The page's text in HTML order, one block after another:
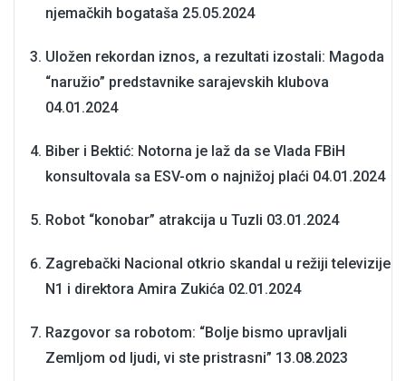
njemačkih bogataša 25.05.2024
Uložen rekordan iznos, a rezultati izostali: Magoda
“naružio” predstavnike sarajevskih klubova
04.01.2024
Biber i Bektić: Notorna je laž da se Vlada FBiH
konsultovala sa ESV-om o najnižoj plaći 04.01.2024
Robot “konobar” atrakcija u Tuzli 03.01.2024
Zagrebački Nacional otkrio skandal u režiji televizije
N1 i direktora Amira Zukića 02.01.2024
Razgovor sa robotom: “Bolje bismo upravljali
Zemljom od ljudi, vi ste pristrasni” 13.08.2023